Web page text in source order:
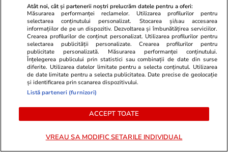
Știri România 16:00
Greșelile care provoacă cel mai
frecvent accidentări la sală. Ioan
Stan, medic ortoped: „Nu știm
principiile biomecanice și cum să
facem corect mișcarea”
Atât noi, cât și partenerii noștri prelucrăm datele pentru a oferi:
Măsurarea performanței reclamelor. Utilizarea profilurilor pentru
selectarea conținutului personalizat. Stocarea și/sau accesarea
informațiilor de pe un dispozitiv. Dezvoltarea și îmbunătățirea serviciilor.
Crearea profilurilor de conținut personalizat. Utilizarea profilurilor pentru
selectarea publicității personalizate. Crearea profilurilor pentru
publicitate personalizată. Măsurarea performanței conținutului.
Înțelegerea publicului prin statistici sau combinații de date din surse
diferite. Utilizarea datelor limitate pentru a selecta conținutul. Utilizarea
de date limitate pentru a selecta publicitatea. Date precise de geolocație
și identificarea prin scanarea dispozitivului.
Listă parteneri (furnizori)
ACCEPT TOATE
VREAU SA MODIFIC SETARILE INDIVIDUAL